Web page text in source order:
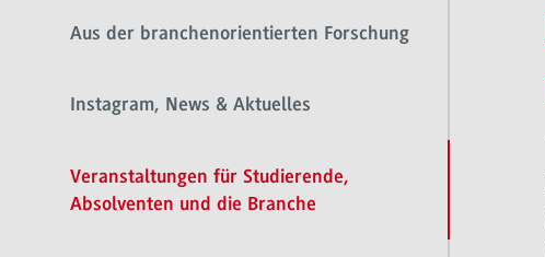
Aus der branchenorientierten Forschung
Instagram, News & Aktuelles
Veranstaltungen für Studierende,
Absolventen und die Branche